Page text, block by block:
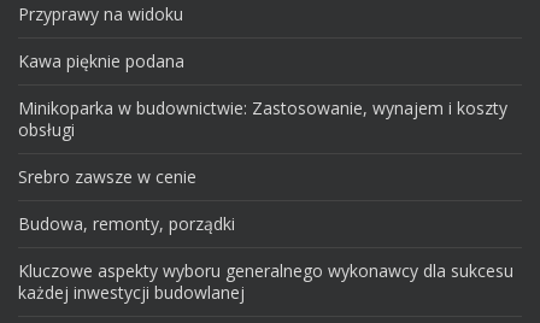
Przyprawy na widoku
Kawa pięknie podana
Minikoparka w budownictwie: Zastosowanie, wynajem i koszty
obsługi
Srebro zawsze w cenie
Budowa, remonty, porządki
Kluczowe aspekty wyboru generalnego wykonawcy dla sukcesu
każdej inwestycji budowlanej